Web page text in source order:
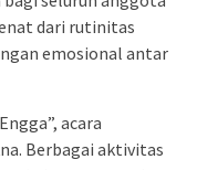
dari rutinitas
emosional antar
acara
Berbagai aktivitas